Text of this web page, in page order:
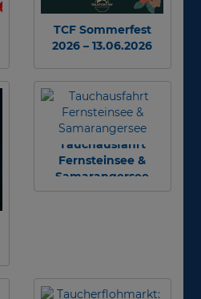
TCF Sommerfest
2026 – 13.06.2026
Tauchausfahrt
Fernsteinsee &
Samarangersee